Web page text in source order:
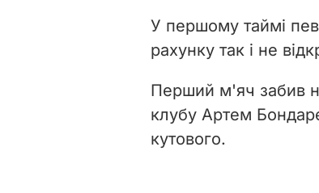
У першому таймі
рахунку так і не
Перший м'яч забив
клубу Артем
кутового.